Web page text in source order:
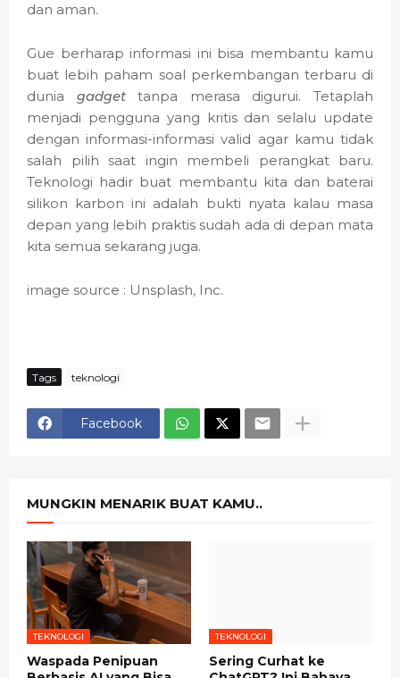
dan aman.
Gue berharap informasi ini bisa membantu kamu
buat lebih paham soal perkembangan terbaru di
dunia gadgettanpa merasa digurui. Tetaplah
menjadi pengguna yang kritis dan selalu update
dengan informasi-informasi valid agar kamu tidak
salah pilih saat ingin membeli perangkat baru.
Teknologi hadir buat membantu kita dan baterai
silikon karbon ini adalah bukti nyata kalau masa
depan yang lebih praktis sudah ada di depan mata
kita semua sekarang juga.
image source : Unsplash, Inc.
Tags teknologi
Facebook
MUNGKIN MENARIK BUAT KAMU..
TEKNOLOGI
Waspada Penipuan
TEKNOLOGI
Sering Curhat ke